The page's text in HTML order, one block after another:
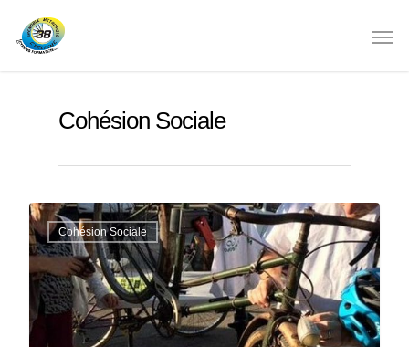
Cohésion Sociale
Cohésion Sociale